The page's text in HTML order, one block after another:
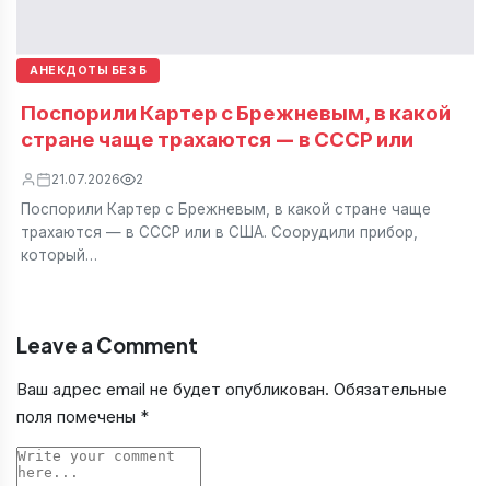
АНЕКДОТЫ БЕЗ Б
Поспорили Картер с Брежневым, в какой
стране чаще трахаются — в СССР или
21.07.2026 2
Поспорили Картер с Брежневым, в какой стране чаще
трахаются — в СССР или в США. Соорудили прибор,
который…
Leave a Comment
Ваш адрес email не будет опубликован. Обязательные
поля помечены *
Comment